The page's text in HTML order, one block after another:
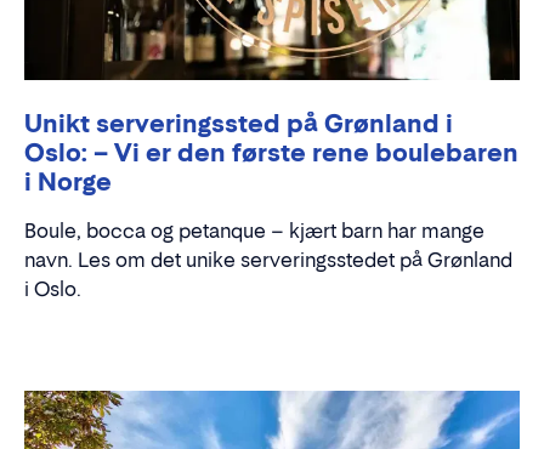
Unikt serveringssted på Grønland i
Oslo: – Vi er den første rene boulebaren
i Norge
Boule, bocca og petanque – kjært barn har mange
navn. Les om det unike serveringsstedet på Grønland
i Oslo.